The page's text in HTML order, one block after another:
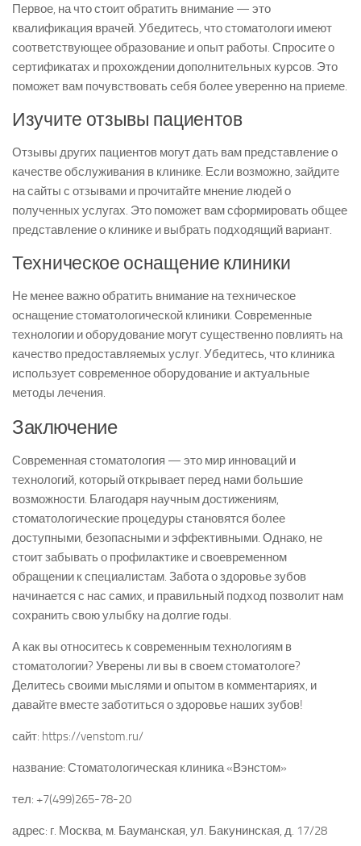
Первое, на что стоит обратить внимание — это
квалификация врачей. Убедитесь, что стоматологи имеют
соответствующее образование и опыт работы. Спросите о
сертификатах и прохождении дополнительных курсов. Это
поможет вам почувствовать себя более уверенно на приеме.
Изучите отзывы пациентов
Отзывы других пациентов могут дать вам представление о
качестве обслуживания в клинике. Если возможно, зайдите
на сайты с отзывами и прочитайте мнение людей о
полученных услугах. Это поможет вам сформировать общее
представление о клинике и выбрать подходящий вариант.
Техническое оснащение клиники
Не менее важно обратить внимание на техническое
оснащение стоматологической клиники. Современные
технологии и оборудование могут существенно повлиять на
качество предоставляемых услуг. Убедитесь, что клиника
использует современное оборудование и актуальные
методы лечения.
Заключение
Современная стоматология — это мир инноваций и
технологий, который открывает перед нами большие
возможности. Благодаря научным достижениям,
стоматологические процедуры становятся более
доступными, безопасными и эффективными. Однако, не
стоит забывать о профилактике и своевременном
обращении к специалистам. Забота о здоровье зубов
начинается с нас самих, и правильный подход позволит нам
сохранить свою улыбку на долгие годы.
А как вы относитесь к современным технологиям в
стоматологии? Уверены ли вы в своем стоматологе?
Делитесь своими мыслями и опытом в комментариях, и
давайте вместе заботиться о здоровье наших зубов!
сайт: https://venstom.ru/
название: Стоматологическая клиника «Вэнстом»
тел: +7(499)265-78-20
адрес: г. Москва, м. Бауманская, ул. Бакунинская, д. 17/28